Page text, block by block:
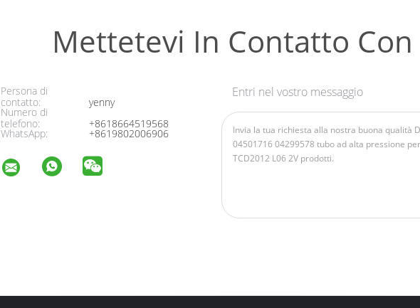
Mettetevi In ​​contatto
Persona di
contatto:
yenny
Numero di
telefono:
+8618664519568
WhatsApp: +8619802006906
Entri nel vostro messaggio